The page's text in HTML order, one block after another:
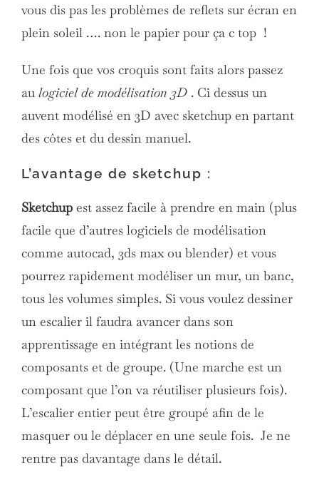
vous dis pas les problèmes de reflets sur écran en
plein soleil …. non le papier pour ça c top !
Une fois que vos croquis sont faits alors passez
au logiciel de modélisation 3D . Ci dessus un
auvent modélisé en 3D avec sketchup en partant
des côtes et du dessin manuel.
L’avantage de sketchup :
Sketchup est assez facile à prendre en main (plus
facile que d’autres logiciels de modélisation
comme autocad, 3ds max ou blender) et vous
pourrez rapidement modéliser un mur, un banc,
tous les volumes simples. Si vous voulez dessiner
un escalier il faudra avancer dans son
apprentissage en intégrant les notions de
composants et de groupe. (Une marche est un
composant que l’on va réutiliser plusieurs fois).
L’escalier entier peut être groupé afin de le
masquer ou le déplacer en une seule fois. Je ne
rentre pas davantage dans le détail.